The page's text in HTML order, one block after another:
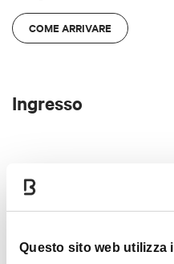
Questo sito web utilizza
COME ARRIVARE
Ingresso
richiesto il biglietto di
l'evento)